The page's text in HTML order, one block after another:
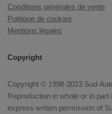
Conditions générales de vente
Politique de cookies
Mentions légales
Copyright
Copyright © 1998-2023 Sud-
Reproduction in whole or in
express written permission of